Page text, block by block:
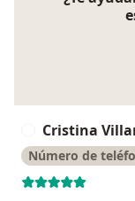
Cristina
Número de